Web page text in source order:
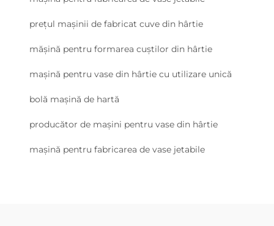
prețul mașinii de fabricat cuve din hârtie
mășină pentru formarea cuștilor din hârtie
mașină pentru vase din hârtie cu utilizare unică
bolă mașină de hartă
producător de mașini pentru vase din hârtie
mașină pentru fabricarea de vase jetabile